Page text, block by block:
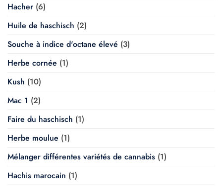
Hacher (6)
Huile de haschisch (2)
Souche à indice d'octane élevé (3)
Herbe cornée (1)
Kush (10)
Mac 1 (2)
Faire du haschisch (1)
Herbe moulue (1)
Mélanger différentes variétés de cannabis (1)
Hachis marocain (1)